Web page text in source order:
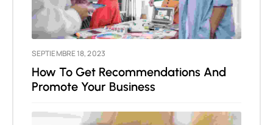
SEPTIEMBRE 18, 2023
How To Get Recommendations And
Promote Your Business